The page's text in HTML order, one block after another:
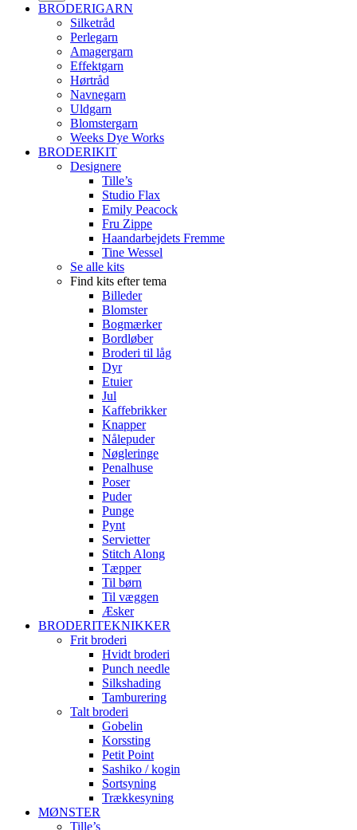
BRODERIGARN
Silketråd
Perlegarn
Amagergarn
Effektgarn
Hørtråd
Navnegarn
Uldgarn
Blomstergarn
Weeks Dye Works
BRODERIKIT
Designere
Tille’s
Studio Flax
Emily Peacock
Fru Zippe
Haandarbejdets Fremme
Tine Wessel
Se alle kits
Find kits efter tema
Billeder
Blomster
Bogmærker
Bordløber
Broderi til låg
Dyr
Etuier
Jul
Kaffebrikker
Knapper
Nålepuder
Nøgleringe
Penalhuse
Poser
Puder
Punge
Pynt
Servietter
Stitch Along
Tæpper
Til børn
Til væggen
Æsker
BRODERITEKNIKKER
Frit broderi
Hvidt broderi
Punch needle
Silkshading
Tamburering
Talt broderi
Gobelin
Korssting
Petit Point
Sashiko / kogin
Sortsyning
Trækkesyning
MØNSTER
Tille’s